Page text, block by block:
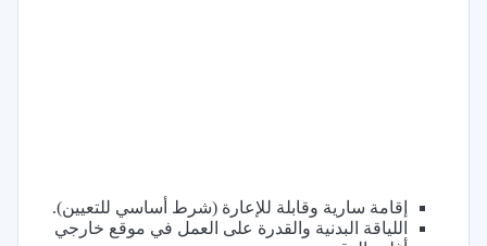
إقامة سارية وقابلة للإعارة (شرط أساسي للتعيين).
اللياقة البدنية والقدرة على العمل في موقع خارجي